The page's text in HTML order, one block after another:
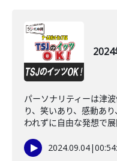
パーソナリティーは津
り、笑いあり、感動あ
われずに自由な発想で展
2024.09.04|